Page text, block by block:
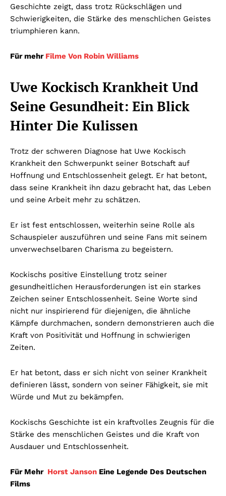
Geschichte zeigt, dass trotz Rückschlägen und
Schwierigkeiten, die Stärke des menschlichen Geistes
triumphieren kann.
Für mehr Filme Von Robin Williams
Uwe Kockisch Krankheit Und
Seine Gesundheit: Ein Blick
Hinter Die Kulissen
Trotz der schweren Diagnose hat Uwe Kockisch
Krankheit den Schwerpunkt seiner Botschaft auf
Hoffnung und Entschlossenheit gelegt. Er hat betont,
dass seine Krankheit ihn dazu gebracht hat, das Leben
und seine Arbeit mehr zu schätzen.
Er ist fest entschlossen, weiterhin seine Rolle als
Schauspieler auszuführen und seine Fans mit seinem
unverwechselbaren Charisma zu begeistern.
Kockischs positive Einstellung trotz seiner
gesundheitlichen Herausforderungen ist ein starkes
Zeichen seiner Entschlossenheit. Seine Worte sind
nicht nur inspirierend für diejenigen, die ähnliche
Kämpfe durchmachen, sondern demonstrieren auch die
Kraft von Positivität und Hoffnung in schwierigen
Zeiten.
Er hat betont, dass er sich nicht von seiner Krankheit
definieren lässt, sondern von seiner Fähigkeit, sie mit
Würde und Mut zu bekämpfen.
Kockischs Geschichte ist ein kraftvolles Zeugnis für die
Stärke des menschlichen Geistes und die Kraft von
Ausdauer und Entschlossenheit.
Für Mehr Horst Janson Eine Legende Des Deutschen
Films